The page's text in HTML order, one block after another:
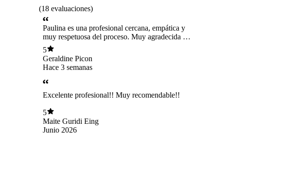
(18 evaluaciones)
Paulina es una profesional cercana, empática y
muy respetuosa del proceso. Muy agradecida de
contar con su apoyo
5
Geraldine Picon
Hace 3 semanas
Excelente profesional!! Muy recomendable!!
5
Maite Guridi Eing
Junio 2026